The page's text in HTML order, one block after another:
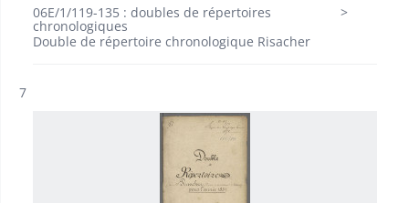
06E/1/119-135 : doubles de répertoires
chronologiques
Double de répertoire chronologique Risacher
Résultat n°
7